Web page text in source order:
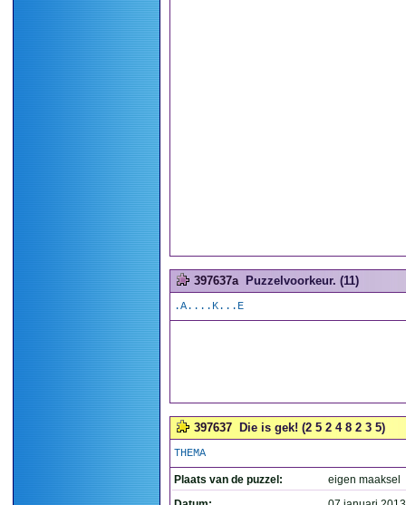
397637a Puzzelvoorkeur. (11)
.A....K...E
397637 Die is gek! (2 5 2 4 8 2 3 5)
THEMA
Plaats van de puzzel:
eigen maaksel